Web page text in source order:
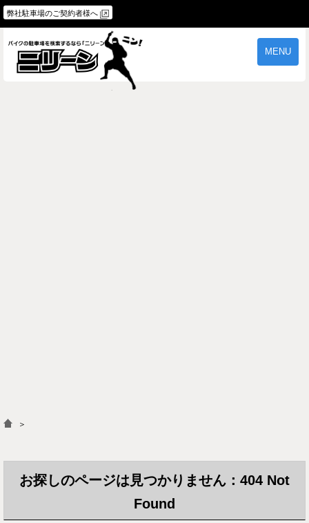
弊社駐車場のご契約者様へ
MENU
＞
お探しのページは見つかりません：404 Not
Found